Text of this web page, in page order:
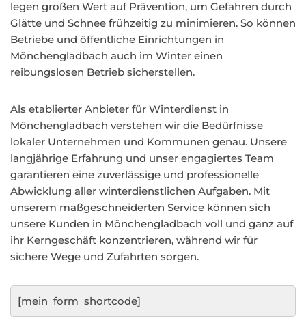
legen großen Wert auf Prävention, um Gefahren durch
Glätte und Schnee frühzeitig zu minimieren. So können
Betriebe und öffentliche Einrichtungen in
Mönchengladbach auch im Winter einen
reibungslosen Betrieb sicherstellen.
Als etablierter Anbieter für Winterdienst in
Mönchengladbach verstehen wir die Bedürfnisse
lokaler Unternehmen und Kommunen genau. Unsere
langjährige Erfahrung und unser engagiertes Team
garantieren eine zuverlässige und professionelle
Abwicklung aller winterdienstlichen Aufgaben. Mit
unserem maßgeschneiderten Service können sich
unsere Kunden in Mönchengladbach voll und ganz auf
ihr Kerngeschäft konzentrieren, während wir für
sichere Wege und Zufahrten sorgen.
[mein_form_shortcode]